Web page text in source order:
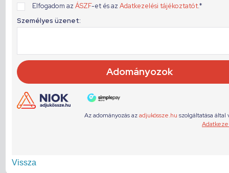
Vissza